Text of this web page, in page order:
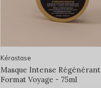
Kérastase
Masque Intense Régénérant
Format Voyage - 75ml